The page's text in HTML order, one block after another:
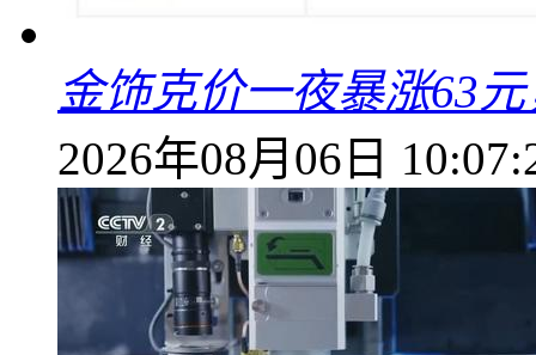
金饰克价一夜暴涨63
2026年08月06日